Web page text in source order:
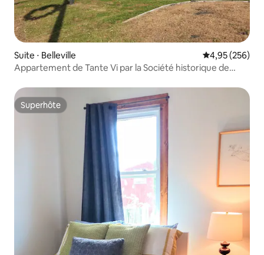
Suite ⋅ Belleville Évaluation
4,95 (256)
Appartement de Tante Vi par la Société historique de
Superhôte
Superhôte